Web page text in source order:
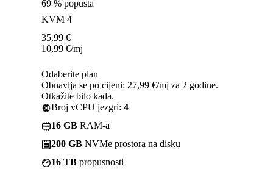
69 % popusta
KVM 4
35,99 €
10,99 €/mj
Odaberite plan
Obnavlja se po cijeni: 27,99 €/mj za 2 godine.
Otkažite bilo kada.
Broj vCPU jezgri: 4
16 GB RAM-a
200 GB NVMe prostora na disku
16 TB propusnosti